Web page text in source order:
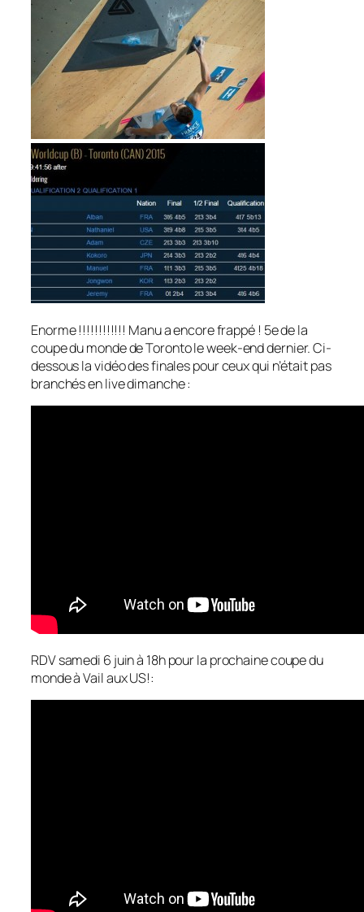
Enorme !!!!!!!!!!!! Manu a encore frappé ! 5e de la
coupe du monde de Toronto le week-end dernier. Ci-
dessous la vidéo des finales pour ceux qui n’était pas
branchés en live dimanche :
RDV samedi 6 juin à 18h pour la prochaine coupe du
monde à Vail aux US!: